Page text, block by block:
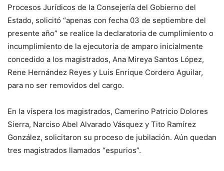
Procesos Jurídicos de la Consejería del Gobierno del
Estado, solicitó “apenas con fecha 03 de septiembre del
presente año” se realice la declaratoria de cumplimiento o
incumplimiento de la ejecutoria de amparo inicialmente
concedido a los magistrados, Ana Mireya Santos López,
Rene Hernández Reyes y Luis Enrique Cordero Aguilar,
para no ser removidos del cargo.
En la víspera los magistrados, Camerino Patricio Dolores
Sierra, Narciso Abel Alvarado Vásquez y Tito Ramírez
González, solicitaron su proceso de jubilación. Aún quedan
tres magistrados llamados “espurios”.